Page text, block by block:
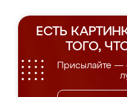
ЕСТЬ
ТОГО,
Присылайте —